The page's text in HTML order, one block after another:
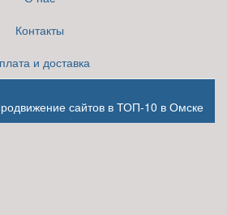
Контакты
и доставка
сайтов в ТОП-10 в Омске